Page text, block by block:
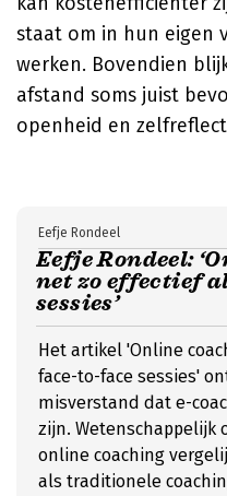
staat om in hun eigen
werken. Bovendien
afstand soms juist
openheid en
Eefje Rondeel:
net zo effectief
sessies’
Eefje Rondeel
Het artikel 'Online
face-to-face sessies'
misverstand dat e-
zijn. Wetenschappelijk
online coaching
als traditionele